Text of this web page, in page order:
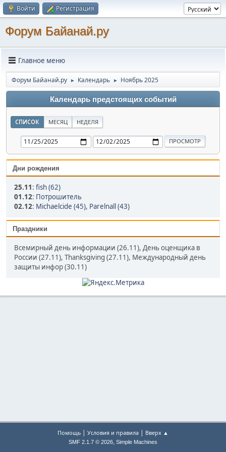
Войти Регистрация
Форум Байанай.ру
Главное меню
Форум Байанай.ру ► Календарь ► Ноябрь 2025
Календарь предстоящих событий
СПИСОК МЕСЯЦ НЕДЕЛЯ
Дни рождения
25.11: fish (62)
01.12: Потрошитель
02.12: Michaelcide (45), Parelnall (43)
Праздники
Всемирный день информации (26.11), День оценщика в
России (27.11), Thanksgiving (27.11), Международный день
защиты инфор (30.11)
Помощь | Условия и правила | Вверх ▲
SMF 2.1.7 © 2026, Simple Machines